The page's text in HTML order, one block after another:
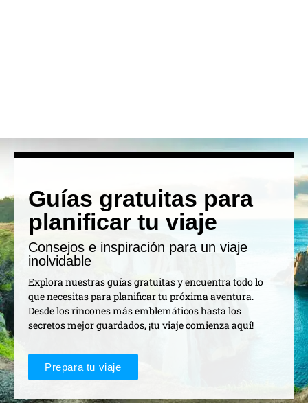
Guías gratuitas para
planificar tu viaje
Consejos e inspiración para un viaje
inolvidable
Explora nuestras guías gratuitas y encuentra todo lo
que necesitas para planificar tu próxima aventura.
Desde los rincones más emblemáticos hasta los
secretos mejor guardados, ¡tu viaje comienza aquí!
Prepara tu viaje